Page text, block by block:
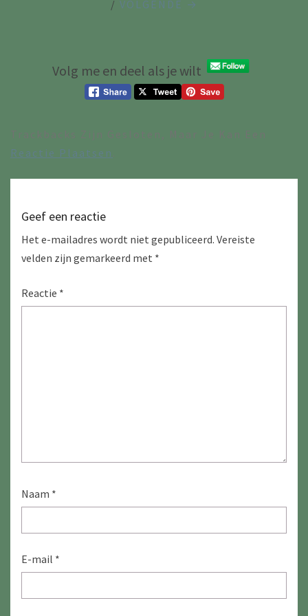
/ VOLGENDE →
Volg me en deel als je wilt
Reactie Plaatsen
Geef een reactie
Het e-mailadres wordt niet gepubliceerd. Vereiste
velden zijn gemarkeerd met *
Reactie *
Naam *
E-mail *